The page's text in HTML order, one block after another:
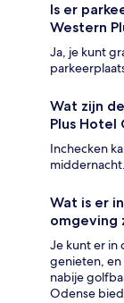
Is er
Western
Ja, je kunt
Wat zijn
Plus Hotel
Inchecken
Wat is er
omgeving
Je kunt er in
genieten,
nabije
Odense